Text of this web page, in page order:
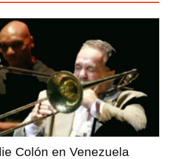
Colón en Venezuela